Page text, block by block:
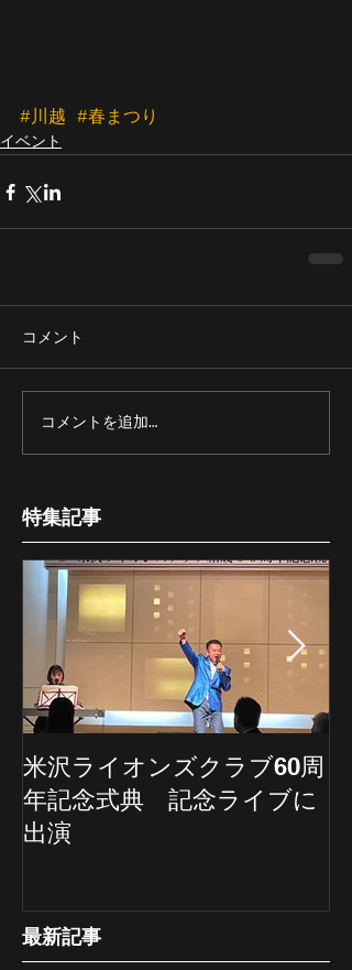
特集記事
最新記事
#川越 #春まつり
イベント
コメント
コメントを追加…
米沢ライオンズクラブ60周
年記念式典 記念ライブに
出演